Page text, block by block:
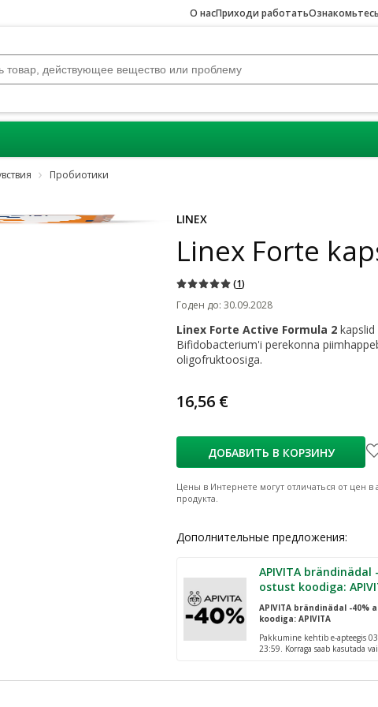
О насПриходи работать
Пробиотики
LINEX
Linex Forte
(1)
Годен до: 30.09.2028
Linex Forte Active Formula 2
Bifidobacterium'i perekonna
oligofruktoosiga.
16,56 €
ДОБАВИТЬ В КОРЗИНУ
Цены в Интернете могут отличаться от цен в
продукта.
Дополнительные предложения:
APIVITA brändinädal
ostust koodiga:
APIVITA brändinädal -40%
koodiga: APIVITA
Pakkumine kehtib e-apteegis
23:59. Korraga saab kasutada